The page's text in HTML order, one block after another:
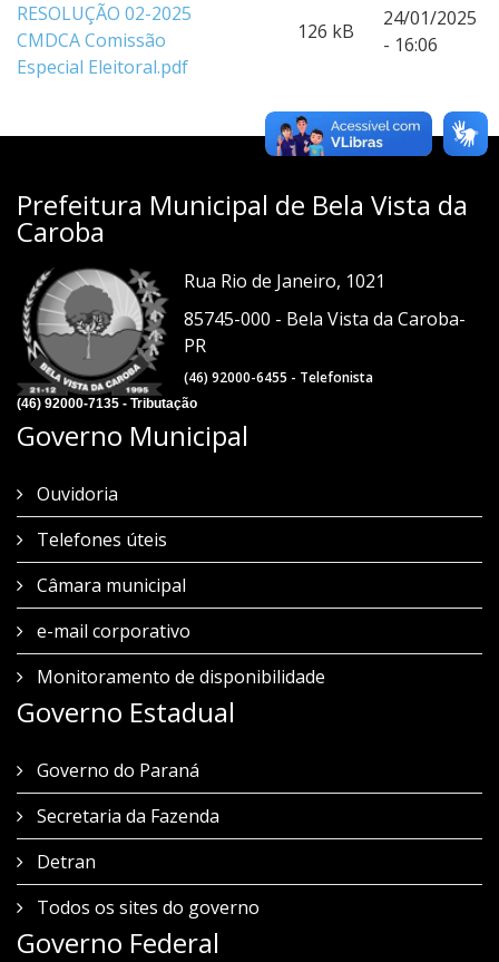
RESOLUÇÃO 02-2025
CMDCA Comissão
Especial Eleitoral.pdf
126 kB
24/01/2025
- 16:06
Prefeitura Municipal de Bela Vista da
Caroba
Rua Rio de Janeiro, 1021
85745-000 - Bela Vista da Caroba-
PR
(46) 92000-6455 - Telefonista
(46) 92000-7135 - Tributação
Governo Municipal
Ouvidoria
Telefones úteis
Câmara municipal
e-mail corporativo
Monitoramento de disponibilidade
Governo Estadual
Governo do Paraná
Secretaria da Fazenda
Detran
Todos os sites do governo
Governo Federal